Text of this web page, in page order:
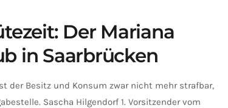
Der Mariana
in Saarbrücken
der Besitz und Konsum zwar nicht mehr strafbar,
Sascha Hilgendorf 1. Vorsitzender vom